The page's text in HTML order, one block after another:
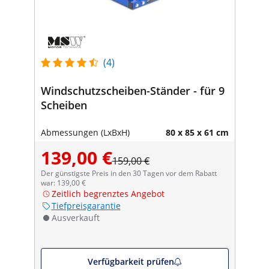
(4)
Windschutzscheiben-Ständer - für 9
Scheiben
Abmessungen (LxBxH) 80 x 85 x 61 cm
139,00 €159,00 €
Der günstigste Preis in den 30 Tagen vor dem Rabatt
war: 139,00 €
Zeitlich begrenztes Angebot
Tiefpreisgarantie
Ausverkauft
Verfügbarkeit prüfen